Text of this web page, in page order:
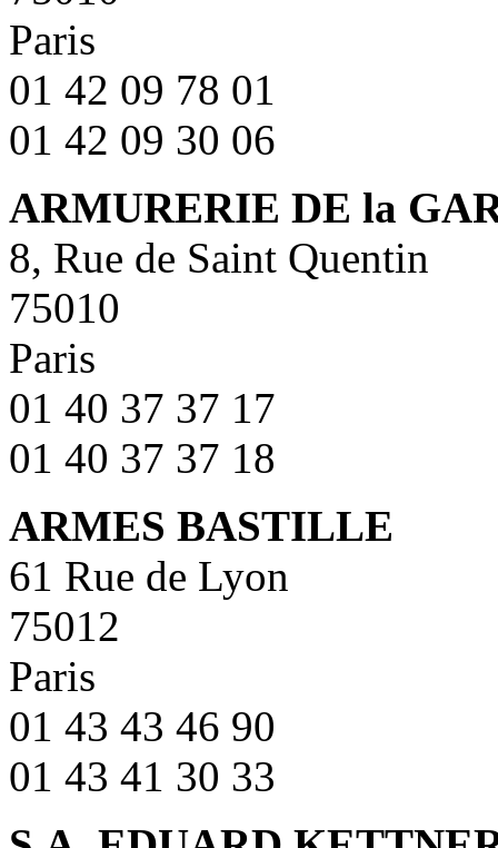
Paris
01 42 09 78 01
01 42 09 30 06
ARMURERIE DE la
8, Rue de Saint Quentin
75010
Paris
01 40 37 37 17
01 40 37 37 18
ARMES BASTILLE
61 Rue de Lyon
75012
Paris
01 43 43 46 90
01 43 41 30 33